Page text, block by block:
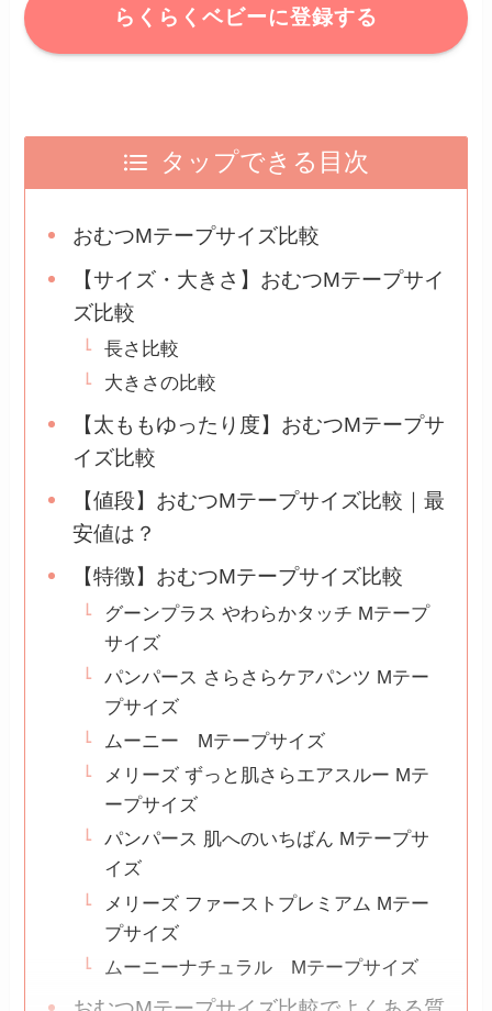
らくらくベビーに登録する
タップできる目次
おむつMテープサイズ比較
【サイズ・大きさ】おむつMテープサイ
ズ比較
長さ比較
大きさの比較
【太ももゆったり度】おむつMテープサ
イズ比較
【値段】おむつMテープサイズ比較｜最
安値は？
【特徴】おむつMテープサイズ比較
グーンプラス やわらかタッチ Mテープ
サイズ
パンパース さらさらケアパンツ Mテー
プサイズ
ムーニー Mテープサイズ
メリーズ ずっと肌さらエアスルー Mテ
ープサイズ
パンパース 肌へのいちばん Mテープサ
イズ
メリーズ ファーストプレミアム Mテー
プサイズ
ムーニーナチュラル Mテープサイズ